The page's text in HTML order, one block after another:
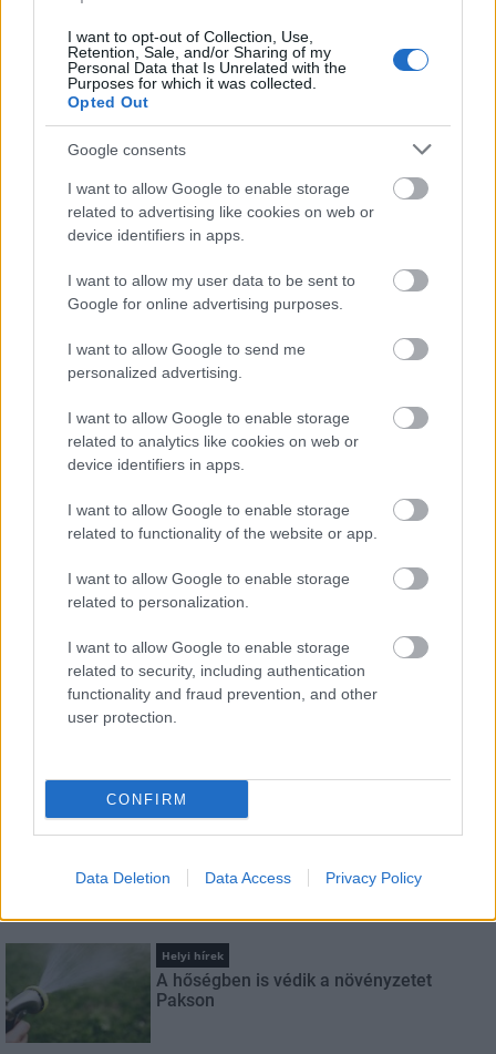
I want to opt-out of Collection, Use,
Retention, Sale, and/or Sharing of my
Personal Data that Is Unrelated with the
Purposes for which it was collected.
Opted Out
Google consents
I want to allow Google to enable storage
related to advertising like cookies on web or
device identifiers in apps.
I want to allow my user data to be sent to
Google for online advertising purposes.
I want to allow Google to send me
personalized advertising.
I want to allow Google to enable storage
related to analytics like cookies on web or
device identifiers in apps.
I want to allow Google to enable storage
related to functionality of the website or app.
I want to allow Google to enable storage
related to personalization.
I want to allow Google to enable storage
related to security, including authentication
functionality and fraud prevention, and other
user protection.
CONFIRM
Data Deletion Data Access Privacy Policy
mérföldköve a felülvizsgálat
árnyékában?
Elkészült a Liszt Ferenc repülőtér
közműhálózatának fejlesztése
Látlelet a hazai víziközművekről?
Egyetlen, fél évszázados vezetéken
HÍRLEVÉL
E-mail cím
Helyi hírek
A hőségben is védik a növényzetet
Pakson